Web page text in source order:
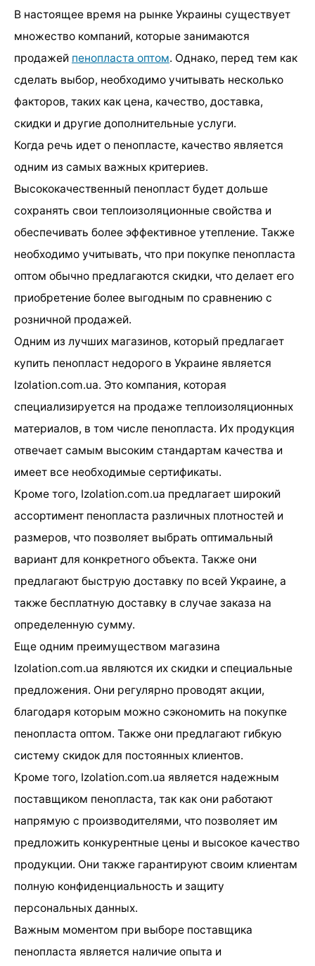
В настоящее время на рынке Украины существует
множество компаний, которые занимаются
продажей пенопласта оптом. Однако, перед тем как
сделать выбор, необходимо учитывать несколько
факторов, таких как цена, качество, доставка,
скидки и другие дополнительные услуги.
Когда речь идет о пенопласте, качество является
одним из самых важных критериев.
Высококачественный пенопласт будет дольше
сохранять свои теплоизоляционные свойства и
обеспечивать более эффективное утепление. Также
необходимо учитывать, что при покупке пенопласта
оптом обычно предлагаются скидки, что делает его
приобретение более выгодным по сравнению с
розничной продажей.
Одним из лучших магазинов, который предлагает
купить пенопласт недорого в Украине является
Izolation.com.ua. Это компания, которая
специализируется на продаже теплоизоляционных
материалов, в том числе пенопласта. Их продукция
отвечает самым высоким стандартам качества и
имеет все необходимые сертификаты.
Кроме того, Izolation.com.ua предлагает широкий
ассортимент пенопласта различных плотностей и
размеров, что позволяет выбрать оптимальный
вариант для конкретного объекта. Также они
предлагают быструю доставку по всей Украине, а
также бесплатную доставку в случае заказа на
определенную сумму.
Еще одним преимуществом магазина
Izolation.com.ua являются их скидки и специальные
предложения. Они регулярно проводят акции,
благодаря которым можно сэкономить на покупке
пенопласта оптом. Также они предлагают гибкую
систему скидок для постоянных клиентов.
Кроме того, Izolation.com.ua является надежным
поставщиком пенопласта, так как они работают
напрямую с производителями, что позволяет им
предложить конкурентные цены и высокое качество
продукции. Они также гарантируют своим клиентам
полную конфиденциальность и защиту
персональных данных.
Важным моментом при выборе поставщика
пенопласта является наличие опыта и